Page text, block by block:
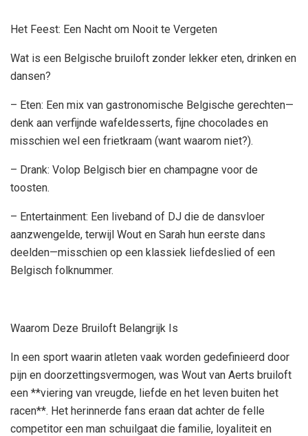
Het Feest: Een Nacht om Nooit te Vergeten
Wat is een Belgische bruiloft zonder lekker eten, drinken en
dansen?
– Eten: Een mix van gastronomische Belgische gerechten—
denk aan verfijnde wafeldesserts, fijne chocolades en
misschien wel een frietkraam (want waarom niet?).
– Drank: Volop Belgisch bier en champagne voor de
toosten.
– Entertainment: Een liveband of DJ die de dansvloer
aanzwengelde, terwijl Wout en Sarah hun eerste dans
deelden—misschien op een klassiek liefdeslied of een
Belgisch folknummer.
Waarom Deze Bruiloft Belangrijk Is
In een sport waarin atleten vaak worden gedefinieerd door
pijn en doorzettingsvermogen, was Wout van Aerts bruiloft
een **viering van vreugde, liefde en het leven buiten het
racen**. Het herinnerde fans eraan dat achter de felle
competitor een man schuilgaat die familie, loyaliteit en